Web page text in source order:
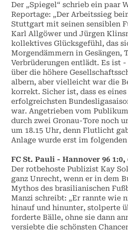
Der „Spiegel“ schrieb ein paar
Reportage: „Der Arbeitssieg
Stuttgart mit seinen sensiblen
Karl Allgöwer und Jürgen
kollektives Glücksgefühl, das
Morgendämmern in Gesängen,
Verbrüderungen entlädt. Es ist
über die höhere
albern, aber vielleicht war die
korrekt. Sicher ist, dass es
erfolgreichsten
war. Angetrieben vom
durch zwei Gronau-Tore noch
um 18.15 Uhr, denn Flutlicht
Anlage wurde erst im
FC St. Pauli - Hannover 96 1:0,
Der rotbehoste Publizist Kay
ganz Unrecht, wenn er in dem
Mythos des brasilianischen
Manzi schreibt: „Er rannte wie
hinauf und hinunter, stolperte
forderte Bälle, ohne sie dann
versiebte die schönsten